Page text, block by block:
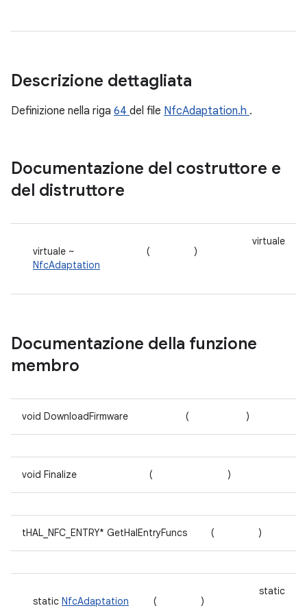
Descrizione dettagliata
Definizione nella riga 64 del file NfcAdaptation.h .
Documentazione del costruttore e
del distruttore
virtuale ~
NfcAdaptation
( )
virtuale
Documentazione della funzione
membro
void DownloadFirmware ( )
void Finalize ( )
tHAL_NFC_ENTRY* GetHalEntryFuncs ( )
static NfcAdaptation
( )
static